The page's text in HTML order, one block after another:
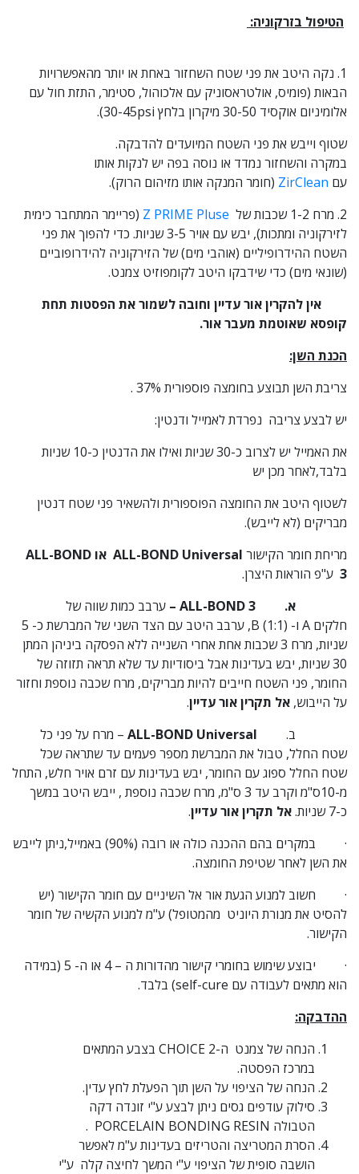
הטיפול בזרקוניה:
1. נקה היטב את פני שטח השחזור באחת או יותר מהאפשרויות
הבאות (פומיס, אולטראסוניק עם אלכוהול, סטימר, התזת חול עם
אלומיניום אוקסיד 30-50 מיקרון בלחץ 30-45psi).
שטוף וייבש את פני השטח המיועדים להדבקה.
במקרה והשחזור נמדד או נוסה בפה יש לנקות אותו
עם ZirClean (חומר המנקה אותו מזיהום הרוק).
2. מרח 1-2 שכבות של
Z PRIME Pluse (פריימר המתחבר כימית
לזירקוניה ומתכות), יבש עם אויר 3-5 שניות. כדי להפוך את פני
השטח ההידרופיליים (אוהבי מים) של הזירקוניה להידרופוביים
(שונאי מים) כדי שידבקו היטב לקומפוזיט צמנט.
אין להקרין אור עדיין וחובה לשמור את הפסטות תחת
קופסא שאוטמת מעבר אור.
הכנת השן:
צריבת השן תבוצע בחומצה פוספורית 37% .
יש לבצע צריבה נפרדת לאמייל ודנטין:
את האמייל יש לצרוב כ-30 שניות ואילו את הדנטין כ-10 שניות
בלבד,לאחר מכן יש
לשטוף היטב את החומצה הפוספורית ולהשאיר פני שטח דנטין
מבריקים (לא לייבש).
מריחת חומר הקישור
ALL-BOND Universal או ALL-BOND
3 ע"פ הוראות היצרן.
א.
ALL-BOND 3
– ערבב כמות שווה של
חלקים A ו- B (1:1), ערבב היטב עם הצד השני של המברשת כ- 5
שניות, מרח 3 שכבות אחת אחרי השנייה ללא הפסקה ביניהן המתן
30 שניות, יבש בעדינות אבל ביסודיות עד שלא תראה תזוזה של
החומר, פני השטח חייבים להיות מבריקים, מרח שכבה נוספת וחזור
על הייבוש, אל תקרין אור עדיין.
ב. ALL-BOND Universal – מרח על פני כל
שטח החלל, טבול את המברשת מספר פעמים עד שתראה שכל
שטח החלל ספוג עם החומר, יבש בעדינות עם זרם אויר חלש, התחל
מ-10ס"מ וקרב עד 3 ס"מ, מרח שכבה נוספת , ייבש היטב במשך
כ-7 שניות.
אל תקרין אור עדיין.
· במקרים בהם ההכנה כולה או רובה (90%) באמייל,ניתן לייבש
את השן לאחר שטיפת החומצה.
· חשוב למנוע הגעת אור אל השיניים עם חומר הקישור (יש
להסיט את מנורת היוניט מהמטופל) ע"מ למנוע הקשיה של חומר
הקישור.
· יבוצע שימוש בחומרי קישור מהדורות ה – 4 או ה- 5 (במידה
הוא מתאים לעבודה עם self-cure) בלבד.
ההדבקה:
הנחה של צמנט ה-CHOICE 2 בצבע המתאים
במרכז הפסטה.
הנחה של הציפוי על השן תוך הפעלת לחץ עדין.
סילוק עודפים גסים ניתן לבצע ע"י זונדה דקה
הטבולה PORCELAIN BONDING RESIN .
הסרת המטריצה והטריזים בעדינות ע"מ לאפשר
הושבה סופית של הציפוי ע"י המשך לחיצה קלה ע"י